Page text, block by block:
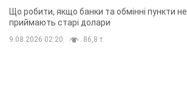
Що робити, якщо банки та обмінні пункти не
приймають старі долари
9.08.2026 02:20 86,8 т.